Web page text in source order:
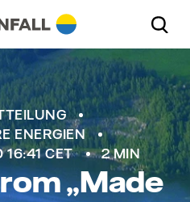
ENERGIEN
CET
2 MIN
„Made